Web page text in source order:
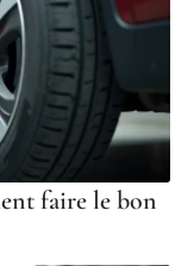
faire le bon